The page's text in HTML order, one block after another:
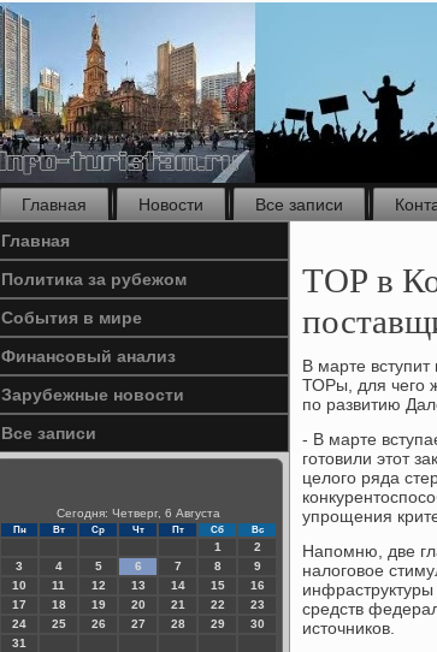
Главная Новости Все записи
Главная
Политика за рубежом
События в мире
Финансовый анализ
Зарубежные новости
Все записи
Сегодня: Четверг, 6 Августа
Пн Вт Ср Чт Пт Сб Вс
1
2
3
4 5 6 7 8
9
10
11 12 13 14 15
16
17
18 19 20 21 22
23
24
25 26 27 28 29
30
31
ТОР в
В марте
ТОРы, для чего
по развитию
- В марте
готовили этот
целого ряда
упрощения
Напомню, две
налоговое
средств
источников.